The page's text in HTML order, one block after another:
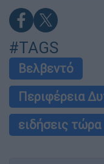
#TAGS
Βελβεντό
Περιφέρεια
ειδήσεις τώρα